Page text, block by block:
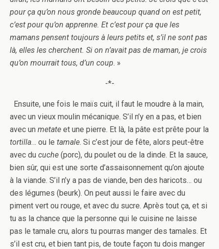
pour ça qu’on nous gronde beaucoup quand on est petit,
c’est pour qu’on apprenne. Et c’est pour ça que les
mamans pensent toujours à leurs petits et, s’il ne sont pas
là, elles les cherchent. Si on n’avait pas de maman, je crois
qu’on mourrait tous, d’un coup. »
-*-
Ensuite, une fois le maïs cuit, il faut le moudre à la main,
avec un vieux moulin mécanique. S’il n’y en a pas, et bien
avec un metate et une pierre. Et là, la pâte est prête pour la
tortilla… ou le tamale. Si c’est jour de fête, alors peut-être
avec du cuche (porc), du poulet ou de la dinde. Et la sauce,
bien sûr, qui est une sorte d’assaisonnement qu’on ajoute
à la viande. S’il n’y a pas de viande, ben des haricots… ou
des légumes (beurk). On peut aussi le faire avec du
piment vert ou rouge, et avec du sucre. Après tout ça, et si
tu as la chance que la personne qui le cuisine ne laisse
pas le tamale cru, alors tu pourras manger des tamales. Et
s’il est cru, et bien tant pis, de toute façon tu dois manger